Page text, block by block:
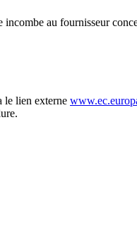
au fournisseur
le lien externe